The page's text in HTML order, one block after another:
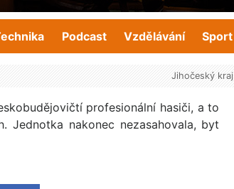
Podcast Vzdělávání Sport
Jihočeský kraj
profesionální hasiči, a to
Jednotka nakonec nezasahovala, byt